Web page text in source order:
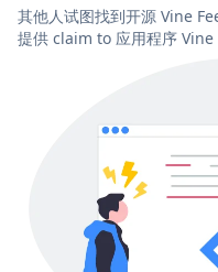
其他人试图找到开源 Vine
提供 claim to 应用程序 Vine